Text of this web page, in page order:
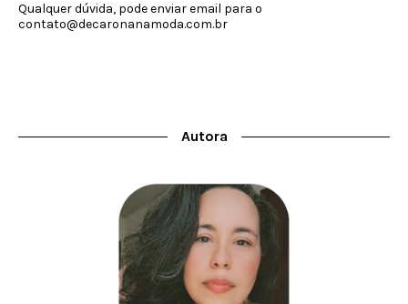
Qualquer dúvida, pode enviar email para o
contato@decaronanamoda.com.br
Autora